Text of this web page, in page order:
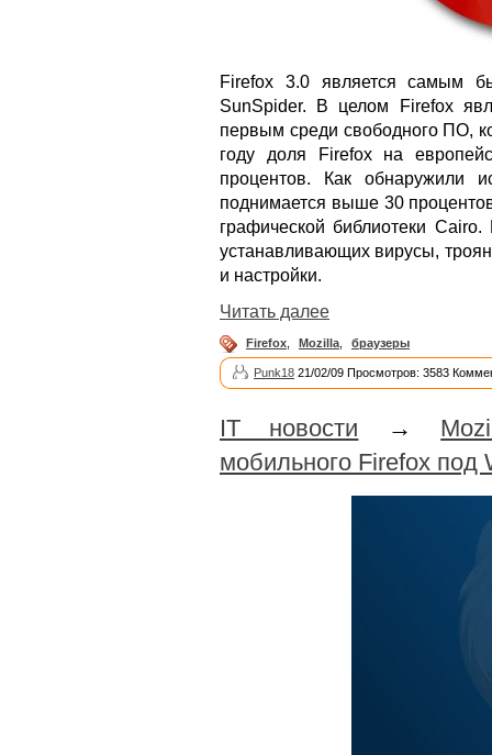
Firefox 3.0 является самым
SunSpider. В целом Firefox
первым среди свободного ПО,
году доля Firefox на
процентов. Как обнаружили
поднимается выше 30
графической библиотеки
устанавливающих вирусы,
и настройки.
Читать далее
Firefox Mozilla браузеры
Punk18 21/02/09 Просмотров: 3583
IT новости →
мобильного Firefox под